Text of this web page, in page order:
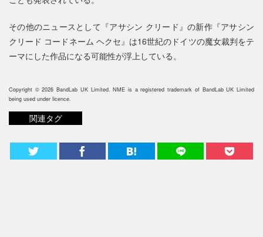
その他のニュースとして『アサシン クリード』の新作『アサシン
クリード コードネーム ヘクセ』は16世紀のドイツの魔女裁判をテ
ーマにした作品になる可能性が浮上している。
Copyright © 2026 BandLab UK Limited. NME is a registered trademark of BandLab UK Limited
being used under licence.
関連タグ